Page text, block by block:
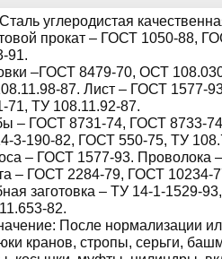
углеродистая
прокат – ГОСТ 1050-88,
91.
–ГОСТ 8479-70, ОСТ
87. Лист – ГОСТ 1577-
71, ТУ 108.11.92-87.
– ГОСТ 8731-74, ГОСТ 8733-
3-190-82, ГОСТ 550-75, ТУ
– ГОСТ 1577-93. Проволока
– ГОСТ 2284-79, ГОСТ 10234-
заготовка – ТУ 14-1-1529-
82.
После нормализации
кранов, стропы, серьги,